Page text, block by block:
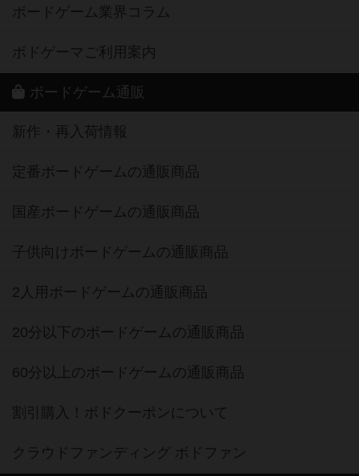
ボードゲーム業界コラム
ボドゲーマご利用案内
ボードゲーム通販
新作・再入荷情報
定番ボードゲームの通販商品
国産ボードゲームの通販商品
子供向けボードゲームの通販商品
2人用ボードゲームの通販商品
20分以下のボードゲームの通販商品
60分以上のボードゲームの通販商品
割引購入！ボドクーポンについて
クラウドファンディング ボドファン